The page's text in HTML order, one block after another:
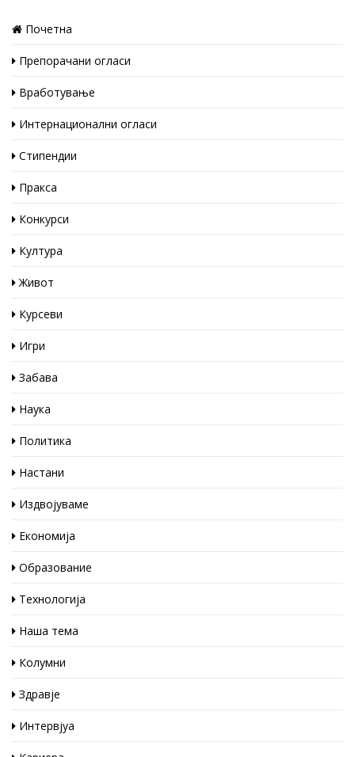
Почетна
Препорачани огласи
Вработување
Интернационални огласи
Стипендии
Пракса
Конкурси
Култура
Живот
Курсеви
Игри
Забава
Наука
Политика
Настани
Издвојуваме
Економија
Образование
Технологија
Наша тема
Колумни
Здравје
Интервјуа